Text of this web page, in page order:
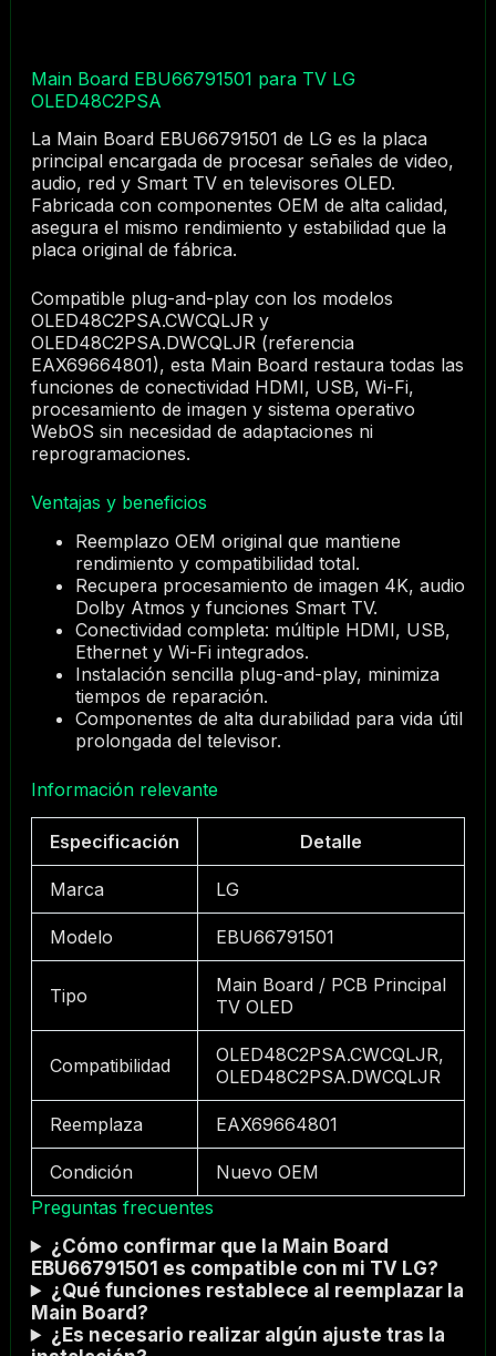
Main Board EBU66791501 para TV LG
OLED48C2PSA
La Main Board EBU66791501 de LG es la placa
principal encargada de procesar señales de video,
audio, red y Smart TV en televisores OLED.
Fabricada con componentes OEM de alta calidad,
asegura el mismo rendimiento y estabilidad que la
placa original de fábrica.
Compatible plug-and-play con los modelos
OLED48C2PSA.CWCQLJR y
OLED48C2PSA.DWCQLJR (referencia
EAX69664801), esta Main Board restaura todas las
funciones de conectividad HDMI, USB, Wi-Fi,
procesamiento de imagen y sistema operativo
WebOS sin necesidad de adaptaciones ni
reprogramaciones.
Ventajas y beneficios
Reemplazo OEM original que mantiene
rendimiento y compatibilidad total.
Recupera procesamiento de imagen 4K, audio
Dolby Atmos y funciones Smart TV.
Conectividad completa: múltiple HDMI, USB,
Ethernet y Wi-Fi integrados.
Instalación sencilla plug-and-play, minimiza
tiempos de reparación.
Componentes de alta durabilidad para vida útil
prolongada del televisor.
Información relevante
Especificación Detalle
Marca LG
Modelo EBU66791501
Tipo
Main Board / PCB Principal
TV OLED
Compatibilidad
OLED48C2PSA.CWCQLJR,
OLED48C2PSA.DWCQLJR
Reemplaza EAX69664801
Condición
Nuevo OEM
Preguntas frecuentes
¿Cómo confirmar que la Main Board
EBU66791501 es compatible con mi TV LG?
¿Qué funciones restablece al reemplazar la
Main Board?
¿Es necesario realizar algún ajuste tras la